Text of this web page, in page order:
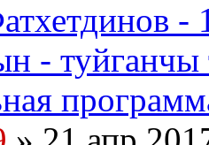
- туйганчы